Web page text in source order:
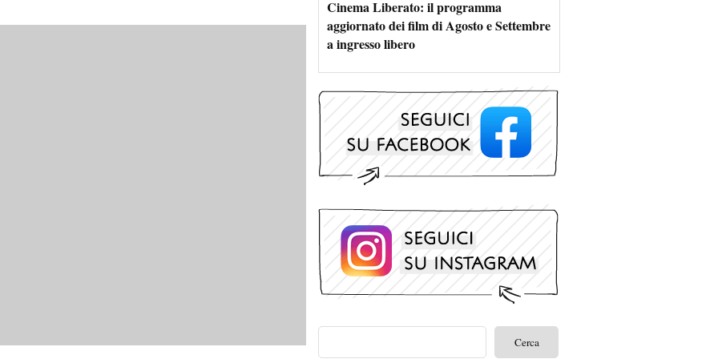
Cinema Liberato: il programma
aggiornato dei film di Agosto e Settembre
a ingresso libero